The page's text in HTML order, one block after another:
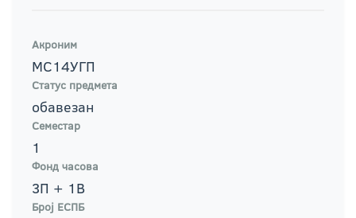
Акроним
МС14УГП
Статус предмета
обавезан
Семестар
1
Фонд часова
3П + 1В
Број ЕСПБ